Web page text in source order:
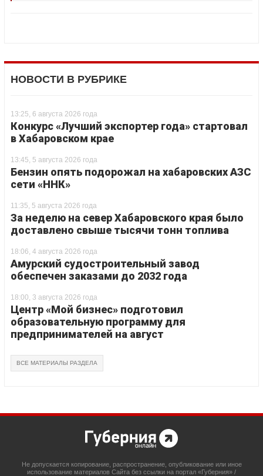
НОВОСТИ В РУБРИКЕ
13:25, 6 августа 2026 года
Конкурс «Лучший экспортер года» стартовал
в Хабаровском крае
13:45, 5 августа 2026 года
Бензин опять подорожал на хабаровских АЗС
сети «ННК»
11:35, 5 августа 2026 года
За неделю на север Хабаровского края было
доставлено свыше тысячи тонн топлива
18:06, 4 августа 2026 года
Амурский судостроительный завод
обеспечен заказами до 2032 года
18:00, 3 августа 2026 года
Центр «Мой бизнес» подготовил
образовательную программу для
предпринимателей на август
ВСЕ МАТЕРИАЛЫ РАЗДЕЛА
Не допускается копирование, распространение, опубликование или иное
использование материалов Сайта без ссылки на портал «Губерния» /